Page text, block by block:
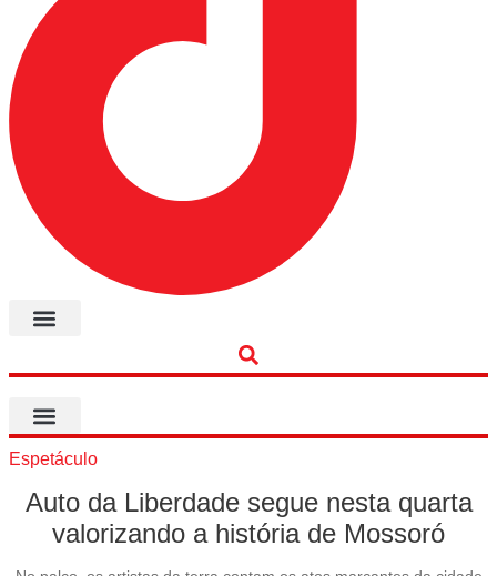
Espetáculo
Auto da Liberdade segue nesta quarta
valorizando a história de Mossoró